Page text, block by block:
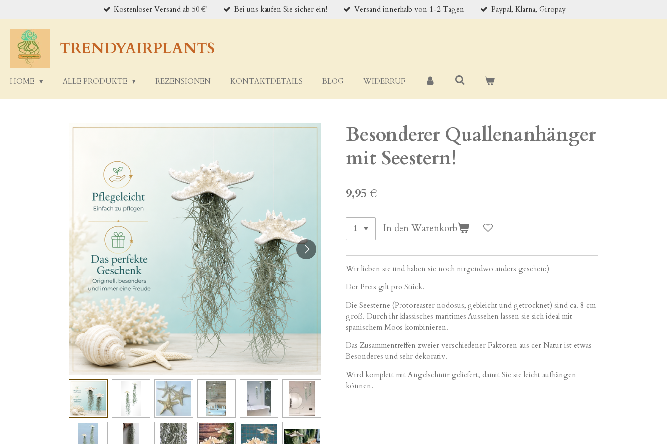
Hauptinhalt
springen
Kostenloser Versand ab 50 €! Bei uns kaufen Sie sicher ein! Versand innerhalb von 1-2 Tagen Paypal, Klarna, Giropay
TRENDYAIRPLANTS
HOME ALLE PRODUKTE REZENSIONEN KONTAKTDETAILS BLOG WIDERRUF
Besonderer Quallenanhänger
mit Seestern!
9,95 €
In den Warenkorb
Wir lieben sie und haben sie noch nirgendwo anders gesehen:)
Der Preis gilt pro Stück.
Die Seesterne (Protoreaster nodosus, gebleicht und getrocknet) sind ca. 8 cm
groß. Durch ihr klassisches maritimes Aussehen lassen sie sich ideal mit
spanischem Moos kombinieren.
Das Zusammentreffen zweier verschiedener Faktoren aus der Natur ist etwas
Besonderes und sehr dekorativ.
Wird komplett mit Angelschnur geliefert, damit Sie sie leicht aufhängen
können.